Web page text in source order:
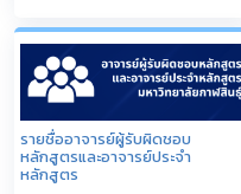
รายชื่ออาจารย์ผู้รับผิดชอบ
หลักสูตรและอาจารย์ประจำ
หลักสูตร